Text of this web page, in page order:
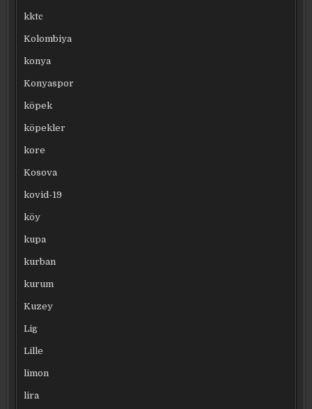
kktc
Kolombiya
konya
Konyaspor
köpek
köpekler
kore
Kosova
kovid-19
köy
kupa
kurban
kurum
Kuzey
Lig
Lille
limon
lira